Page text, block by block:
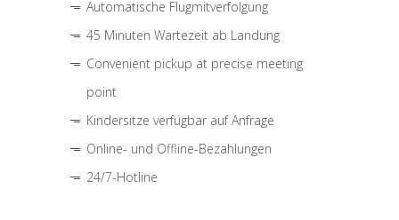
Automatische Flugmitverfolgung
45 Minuten Wartezeit ab Landung
Convenient pickup at precise meeting
point
Kindersitze verfügbar auf Anfrage
Online- und Offline-Bezahlungen
24/7-Hotline